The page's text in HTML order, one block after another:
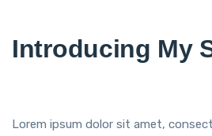
Introducing My
Lorem ipsum dolor sit amet,